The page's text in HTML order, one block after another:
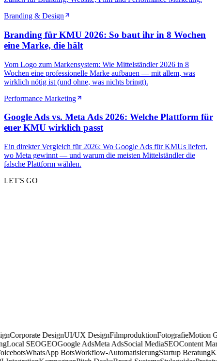
Branding & Design
Branding für KMU 2026: So baut ihr in 8 Wochen
eine Marke, die hält
Vom Logo zum Markensystem: Wie Mittelständler 2026 in 8
Wochen eine professionelle Marke aufbauen — mit allem, was
wirklich nötig ist (und ohne, was nichts bringt).
Performance Marketing
Google Ads vs. Meta Ads 2026: Welche Plattform für
euer KMU wirklich passt
Ein direkter Vergleich für 2026: Wo Google Ads für KMUs liefert,
wo Meta gewinnt — und warum die meisten Mittelständler die
falsche Plattform wählen.
LET'S GO
DesignUI/UX DesignFilmproduktionFotografieMotion
Local SEOGEOGoogle AdsMeta AdsSocial MediaSEOContent
WhatsApp BotsWorkflow-AutomatisierungStartup BeratungKI-